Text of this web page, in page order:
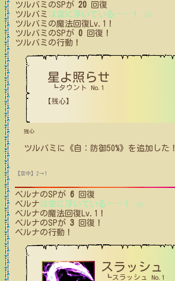
ツルバミ のSPが 20 回復
ツルバミ は空に浮いている …… ！ (2)
ツルバミ の魔法回復Lv.1！
ツルバミ のSPが 0 回復！
ツルバミ の行動！
星よ照らせ
┗タウント No.1
【残心】
残心
ツルバミ に 《自：防御50%》 を追加した！
【空中】2→1
ベルナのSPが 6 回復
ベルナ は空に浮いている …… ！ (2)
ベルナの魔法回復Lv.1！
ベルナのSPが 3 回復！
ベルナの行動！
スラッシュ
┗スラッシュ No.1